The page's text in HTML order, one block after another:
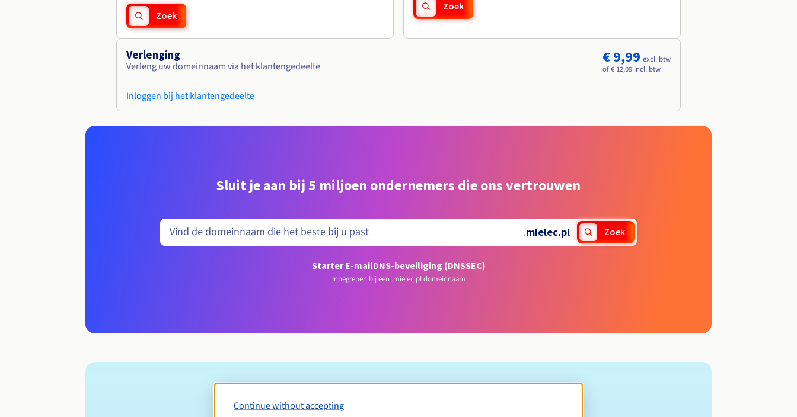
Zoek
Zoek
Verlenging
Verleng uw domeinnaam via het klantengedeelte
Inloggen bij het klantengedeelte
€ 9,99 excl. btw
of € 12,09 incl. btw
Sluit je aan bij 5 miljoen ondernemers die ons vertrouwen
.mielec.pl Zoek
Starter E-mailDNS-beveiliging (DNSSEC)
Inbegrepen bij een .mielec.pl domeinnaam
Toelatingsvoorwaarden
Continue without accepting